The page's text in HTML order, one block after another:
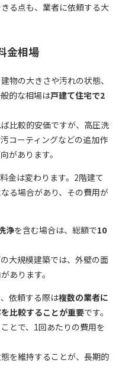
る点も、業者に依頼する大
金相場
物の大きさや汚れの状態、
的な相場は戸建て住宅で2
比較的安価ですが、高圧洗
コーティングなどの追加作
があります。
金は変わります。2階建て
る場合があり、その費用が
浄を含む場合は、総額で10
大規模建築では、外壁の面
あります。
依頼する際は複数の業者に
比較することが重要です。
とで、1回あたりの費用を
を維持することが、長期的